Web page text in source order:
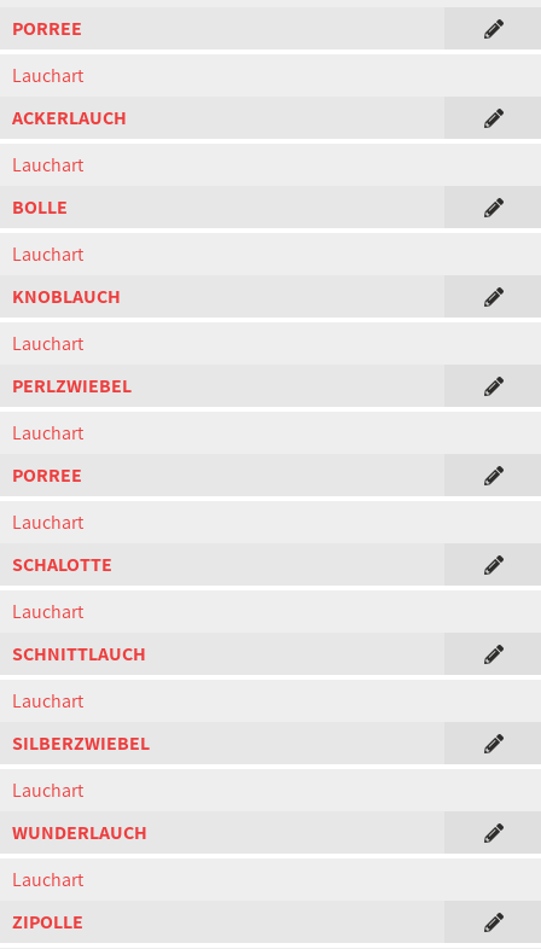
PORREE
Lauchart
ACKERLAUCH
Lauchart
BOLLE
Lauchart
KNOBLAUCH
Lauchart
PERLZWIEBEL
Lauchart
PORREE
Lauchart
SCHALOTTE
Lauchart
SCHNITTLAUCH
Lauchart
SILBERZWIEBEL
Lauchart
WUNDERLAUCH
Lauchart
ZIPOLLE